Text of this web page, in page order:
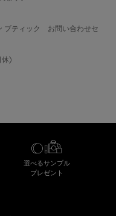
ブティック お問い合わせセ
休)
選べるサンプル
プレゼント